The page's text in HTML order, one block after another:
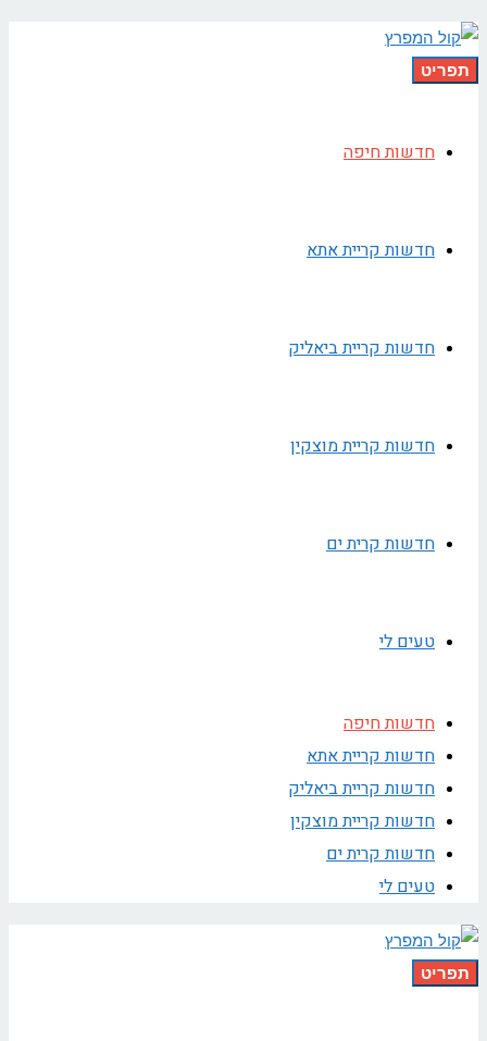
תפריט
חדשות חיפה
חדשות קריית אתא
חדשות קריית ביאליק
חדשות קריית מוצקין
חדשות קרית ים
טעים לי
חדשות חיפה
חדשות קריית אתא
חדשות קריית ביאליק
חדשות קריית מוצקין
חדשות קרית ים
טעים לי
תפריט